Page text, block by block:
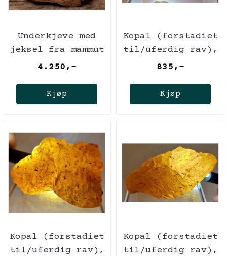
Underkjeve med
jeksel fra mammut
(minst 40,000 år)
4.250,-
Kjøp
Kopal (forstadiet
til/uferdig rav),
Madagaskar
835,-
Kjøp
Kopal (forstadiet
til/uferdig rav),
Kopal (forstadiet
til/uferdig rav),